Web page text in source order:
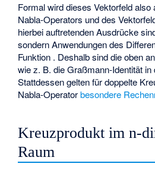
Formal wird dieses Vektorfeld
Nabla-Operators und des
hierbei auftretenden Ausdrücke
sondern Anwendungen des
Funktion . Deshalb sind die oben
wie z. B. die Graßmann-Identität in
Stattdessen gelten für doppelte
Nabla-Operatorbesondere
Kreuzprodukt im n-
Raum